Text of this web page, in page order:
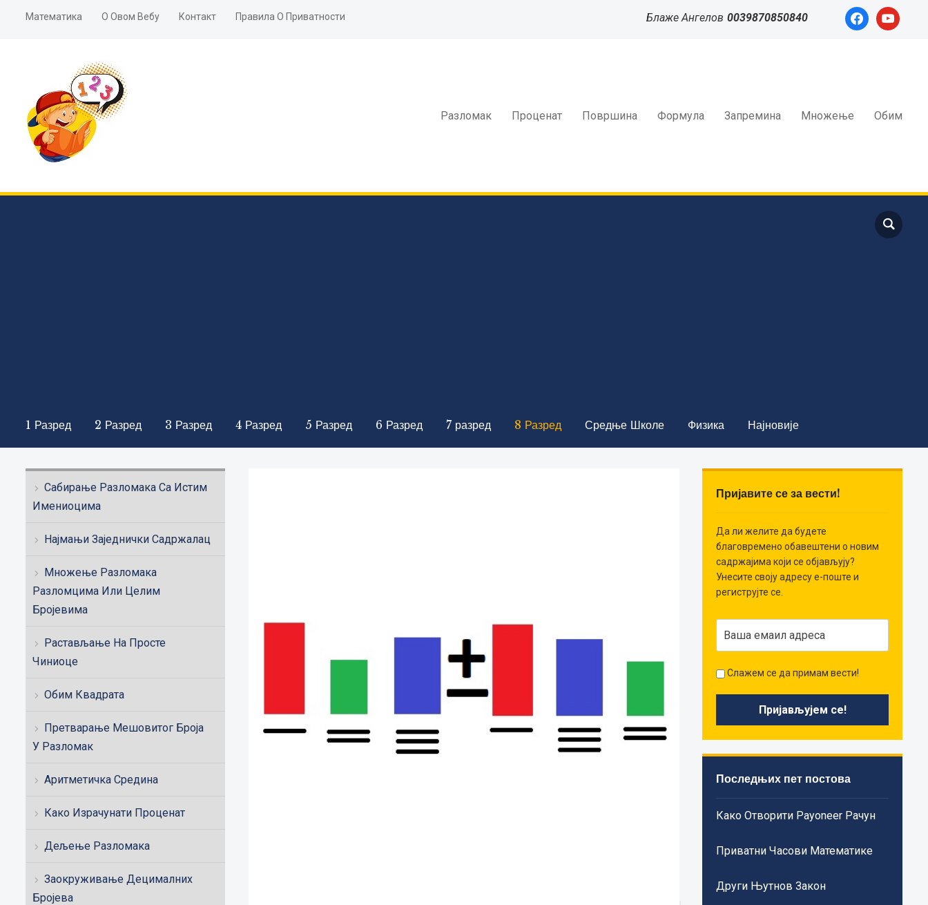
Математика О Овом Вебу Контакт Правила О Приватности facebookyoutube
Блаже Ангелов 0039870850840
Разломак Проценат Површина Формула Запремина Множење Обим
1 Разред 2 Разред 3 Разред 4 Разред 5 Разред 6 Разред 7 разред 8 Разред Средње Школе Физика Најновије
Сабирање Разломака Са Истим
Имениоцима
Најмањи Заједнички Садржалац
Множење Разломака
Разломцима Или Целим
Бројевима
Растављање На Просте
Чиниоце
Обим Квадрата
Претварање Мешовитог Броја
У Разломак
Аритметичка Средина
Како Израчунати Проценат
Дељење Разломака
Заокруживање Децималних
Бројева
Пријавите се за вести!
Да ли желите да будете
благовремено обавештени о новим
садржајима који се објављују?
Унесите своју адресу е-поште и
региструјте се.
Слажем се да примам вести!
Последњих пет постова
Како Отворити Payoneer Рачун
Приватни Часови Математике
Други Њутнов Закон